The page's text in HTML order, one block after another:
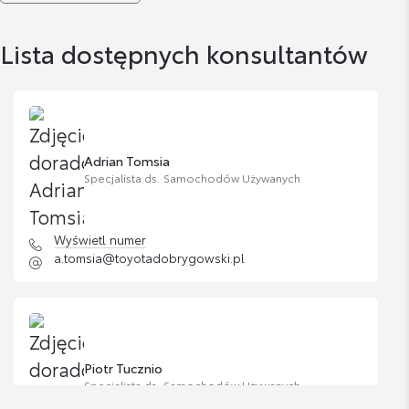
Lista dostępnych konsultantów
Adrian Tomsia
Specjalista ds. Samochodów Używanych
Wyświetl numer
a.tomsia@toyotadobrygowski.pl
Piotr Tucznio
Specjalista ds. Samochodów Używanych